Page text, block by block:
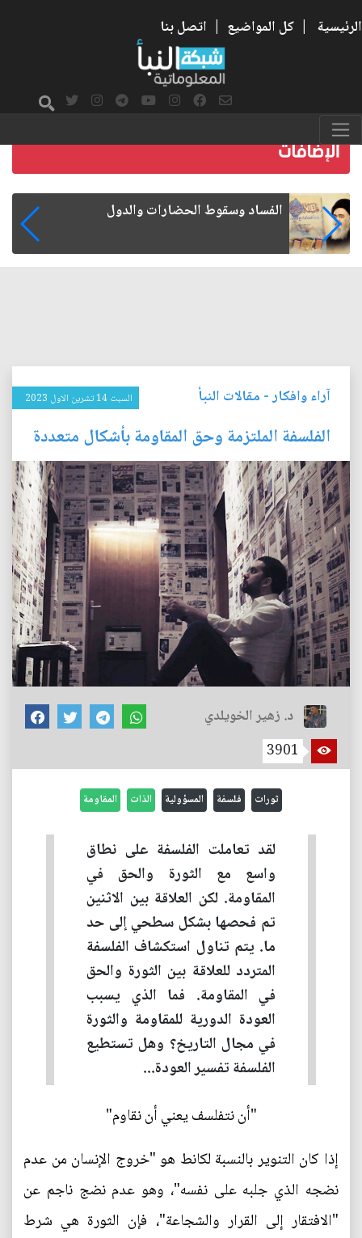
الرئيسية | كل المواضيع | اتصل بنا
رواتب الموظفين على صفيح ساخن
آراء وافكار- مقالات النبأ السبت 14 تشرين الاول 2023
الفلسفة الملتزمة وحق المقاومة بأشكال متعددة
د. زهير الخويلدي
3901
ثورات فلسفة المسؤولية الذات المقاومة
لقد تعاملت الفلسفة على نطاق
واسع مع الثورة والحق في
المقاومة. لكن العلاقة بين الاثنين
تم فحصها بشكل سطحي إلى حد
ما. يتم تناول استكشاف الفلسفة
المتردد للعلاقة بين الثورة والحق
في المقاومة. فما الذي يسبب
العودة الدورية للمقاومة والثورة
في مجال التاريخ؟ وهل تستطيع
الفلسفة تفسير العودة...
"أن نتفلسف يعني أن نقاوم"
إذا كان التنوير بالنسبة لكانط هو "خروج الإنسان من عدم
نضجه الذي جلبه على نفسه"، وهو عدم نضج ناجم عن
"الافتقار إلى القرار والشجاعة"، فإن الثورة هي شرط